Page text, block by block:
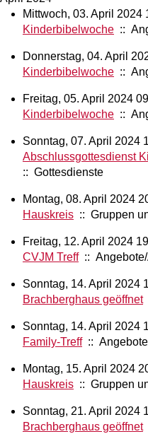
Mittwoch, 03. April 2024
Kinderbibelwoche ::
Donnerstag, 04. April
Kinderbibelwoche ::
Freitag, 05. April 2024
Kinderbibelwoche ::
Sonntag, 07. April 2024
Abschlussgottesdienst
:: Gottesdienste
Montag, 08. April 2024
Hauskreis :: Gruppen
Freitag, 12. April 2024
CVJM Treff:: Angebote/
Sonntag, 14. April 2024
Brachberghaus geöffnet
Sonntag, 14. April 2024
Family-Treff::
Montag, 15. April 2024
Hauskreis :: Gruppen
Sonntag, 21. April 2024
Brachberghaus geöffnet